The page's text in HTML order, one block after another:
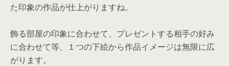
た印象の作品が仕上がりますね。
飾る部屋の印象に合わせて、プレゼントする相手の好み
に合わせて等、１つの下絵から作品イメージは無限に広
がります。